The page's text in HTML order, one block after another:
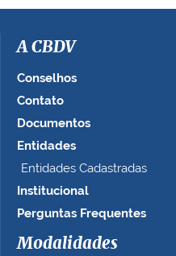
i
a
e
o
t
a
n
o
A CBDV
Conselhos
Contato
Documentos
Entidades
Entidades Cadastradas
Institucional
Perguntas Frequentes
Modalidades